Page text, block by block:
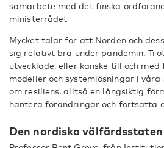
samarbete med det finska
ministerrådet
Mycket talar för att Norden och
sig relativt bra under pandemin.
utvecklade, eller kanske till och med
modeller och systemlösningar i
om resiliens, alltså en långsiktig
hantera förändringar och fortsätta
Den nordiska välfärdsstaten